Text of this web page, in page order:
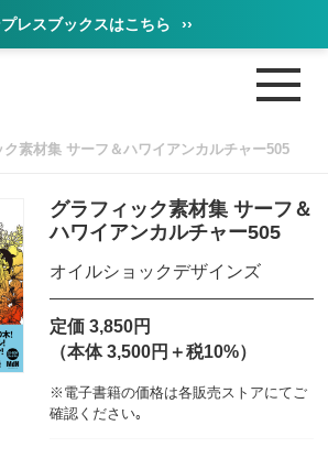
レスブックスはこちら ››
ク素材集 サーフ＆ハワイアンカルチャー505
グラフィック素材集 サーフ＆
ハワイアンカルチャー505
オイルショックデザインズ
定価 3,850円
（本体 3,500円＋税10%）
※電子書籍の価格は各販売ストアにてご
確認ください｡